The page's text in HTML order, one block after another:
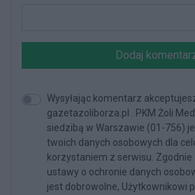
Dodaj
Wysyłając komentarz
gazetazoliborza.pl . PKM Żoli
siedzibą w Warszawie (01-756)
twoich danych osobowych dla
korzystaniem z serwisu. Zgodnie
ustawy o ochronie danych
jest dobrowolne, Użytkownikowi